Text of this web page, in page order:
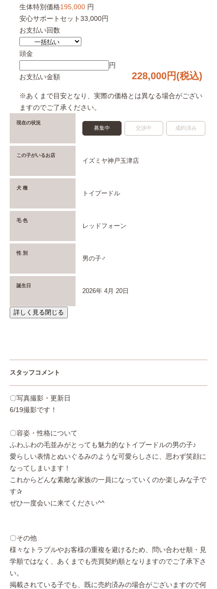
生体特別価格195,000 円
安心サポートセット33,000円
お支払い回数
頭金
円
お支払い金額
228,000円(税込)
※あくまで目安となり、実際の価格とは異なる場合がござい
ますのでご了承ください。
現在の状況
募集中 交渉中 成約済み
この子がいるお店
イズミヤ神戸玉津店
犬 種
トイプードル
毛 色
レッドフォーン
性 別
男の子♂
誕生日
2026年 4月 20日
詳しく見る閉じる
スタッフコメント
〇写真撮影・更新日
6/19撮影です！
〇容姿・性格について
ふわふわの毛並みがとっても魅力的なトイプードルの男の子♪
愛らしい表情とぬいぐるみのような可愛らしさに、思わず笑顔に
なってしまいます！
これからどんな素敵な家族の一員になっていくのか楽しみな子で
す✰
ぜひ一度会いに来てください^^
〇その他
様々なトラブルやお客様の重複を避けるため、問い合わせ順・見
学順ではなく、あくまでも売買契約順となりますのでご了承下さ
い。
掲載されている子でも、既に売約済みの場合がございますので何